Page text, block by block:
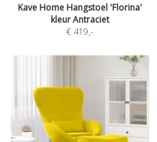
Kave Home Hangstoel 'Florina'
kleur Antraciet
€ 419,-